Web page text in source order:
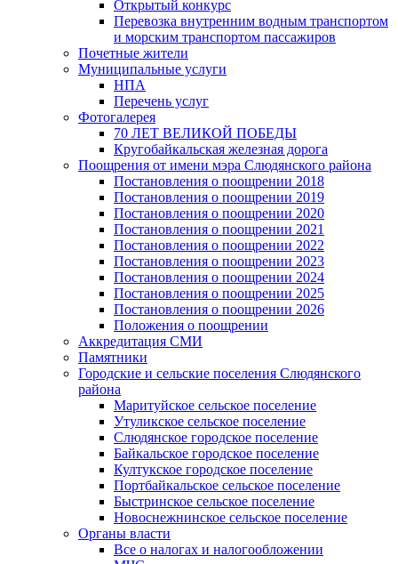
Открытый конкурс
Перевозка внутренним водным транспортом
и морским транспортом пассажиров
Почетные жители
Муниципальные услуги
НПА
Перечень услуг
Фотогалерея
70 ЛЕТ ВЕЛИКОЙ ПОБЕДЫ
Кругобайкальская железная дорога
Поощрения от имени мэра Слюдянского района
Постановления о поощрении 2018
Постановления о поощрении 2019
Постановления о поощрении 2020
Постановления о поощрении 2021
Постановления о поощрении 2022
Постановления о поощрении 2023
Постановления о поощрении 2024
Постановления о поощрении 2025
Постановления о поощрении 2026
Положения о поощрении
Аккредитация СМИ
Памятники
Городские и сельские поселения Слюдянского
района
Маритуйское сельское поселение
Утуликское сельское поселение
Слюдянское городское поселение
Байкальское городское поселение
Култукское городское поселение
Портбайкальское сельское поселение
Быстринское сельское поселение
Новоснежнинское сельское поселение
Органы власти
Все о налогах и налогообложении